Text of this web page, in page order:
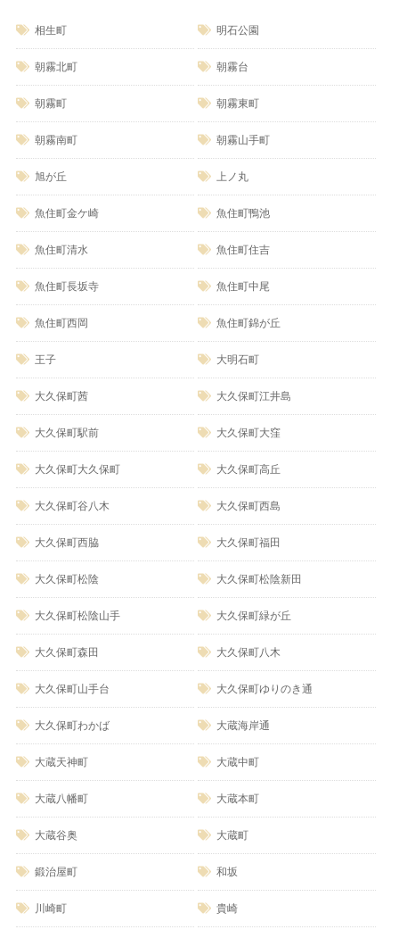
相生町 明石公園
朝霧北町 朝霧台
朝霧町 朝霧東町
朝霧南町 朝霧山手町
旭が丘 上ノ丸
魚住町金ケ崎 魚住町鴨池
魚住町清水 魚住町住吉
魚住町長坂寺 魚住町中尾
魚住町西岡 魚住町錦が丘
王子 大明石町
大久保町茜 大久保町江井島
大久保町駅前 大久保町大窪
大久保町大久保町 大久保町高丘
大久保町谷八木 大久保町西島
大久保町西脇 大久保町福田
大久保町松陰 大久保町松陰新田
大久保町松陰山手 大久保町緑が丘
大久保町森田 大久保町八木
大久保町山手台 大久保町ゆりのき通
大久保町わかば 大蔵海岸通
大蔵天神町 大蔵中町
大蔵八幡町 大蔵本町
大蔵谷奥 大蔵町
鍛治屋町 和坂
川崎町 貴崎